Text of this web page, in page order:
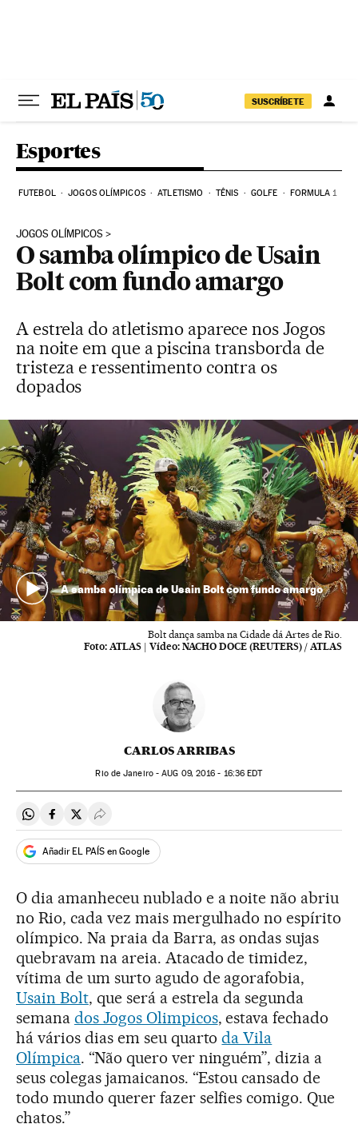
SUSCRÍBETE
Esportes
FUTEBOL JOGOS OLÍMPICOS ATLETISMO TÊNIS GOLFE FORMULA 1
JOGOS OLÍMPICOS
O samba olímpico de Usain
Bolt com fundo amargo
A estrela do atletismo aparece nos Jogos
na noite em que a piscina transborda de
tristeza e ressentimento contra os
dopados
A samba olímpica de Usain Bolt com fundo amargo
Bolt dança samba na Cidade dá Artes de Rio.
Foto: ATLAS | Vídeo: NACHO DOCE (REUTERS) / ATLAS
CARLOS ARRIBAS
Rio de Janeiro -AUG 09, 2016 - 16:36 EDT
Compartir en Whatsapp
Compartir en Facebook
Compartir en Twitter
Desplegar Redes Sociales
Añadir EL PAÍS en Google
O dia amanheceu nublado e a noite não abriu
no Rio, cada vez mais mergulhado no espírito
olímpico. Na praia da Barra, as ondas sujas
quebravam na areia. Atacado de timidez,
vítima de um surto agudo de agorafobia,
Usain Bolt, que será a estrela da segunda
semana dos Jogos Olimpicos, estava fechado
há vários dias em seu quartoda Vila
Olímpica. “Não quero ver ninguém”, dizia a
seus colegas jamaicanos. “Estou cansado de
todo mundo querer fazer selfies comigo. Que
chatos.”